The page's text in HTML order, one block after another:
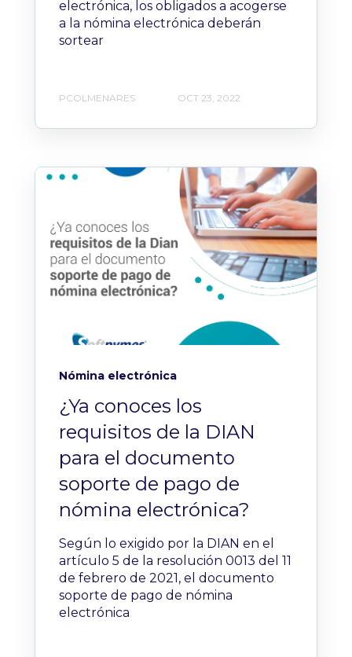
electrónica, los obligados a acogerse
a la nómina electrónica deberán
sortear
PCOLMENARES OCT 23, 2022
Nómina electrónica
¿Ya conoces los
requisitos de la DIAN
para el documento
soporte de pago de
nómina electrónica?
Según lo exigido por la DIAN en el
artículo 5 de la resolución 0013 del 11
de febrero de 2021, el documento
soporte de pago de nómina
electrónica